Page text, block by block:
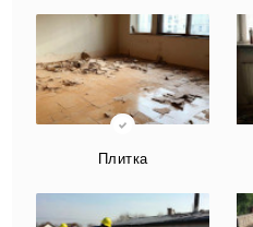
Плитка